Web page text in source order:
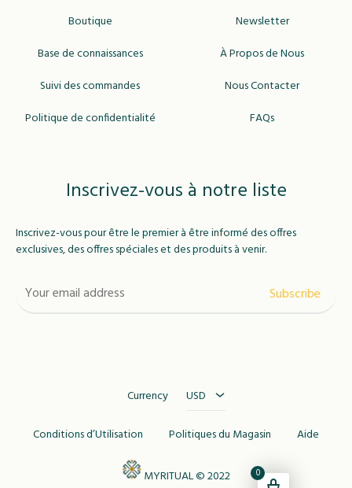
Boutique
Base de connaissances
Suivi des commandes
Politique de confidentialité
Newsletter
À Propos de Nous
Nous Contacter
FAQs
Inscrivez-vous à notre liste
Inscrivez-vous pour être le premier à être informé des offres
exclusives, des offres spéciales et des produits à venir.
MYRITUAL © 2022
Currency USD
Conditions d’Utilisation Politiques du Magasin Aide
0